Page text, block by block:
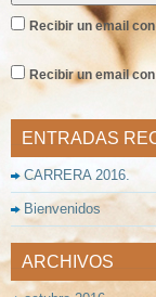
Recibir un email
Recibir un email
ENTRADAS
CARRERA 2016.
Bienvenidos
ARCHIVOS